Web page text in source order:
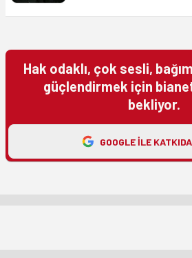
Hak odaklı, çok sesli,
güçlendirmek için
bekliyor.
GOOGLE ILE